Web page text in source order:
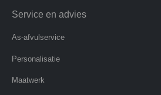
Service en advies
As-afvulservice
Personalisatie
Maatwerk